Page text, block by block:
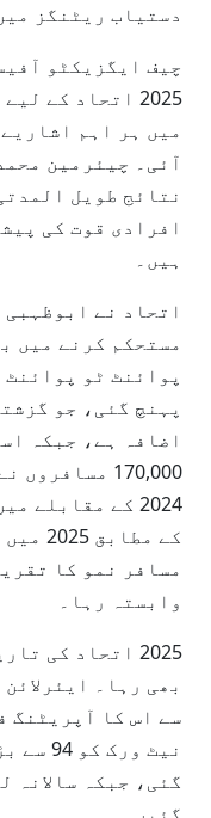
دستیاب ریٹنگز
چیف ایگزیکٹو
2025 اتحاد کے
میں ہر اہم
آئی۔ چیئرمین
نتائج طویل
افرادی قوت کی
ہیں۔
اتحاد نے
مستحکم کرنے میں
پہنچ گئی، جو
اضافہ ہے، جبکہ
170,000
2024 کے
کے
مسافر نمو کا
وابستہ رہا۔
2025 اتحاد کی